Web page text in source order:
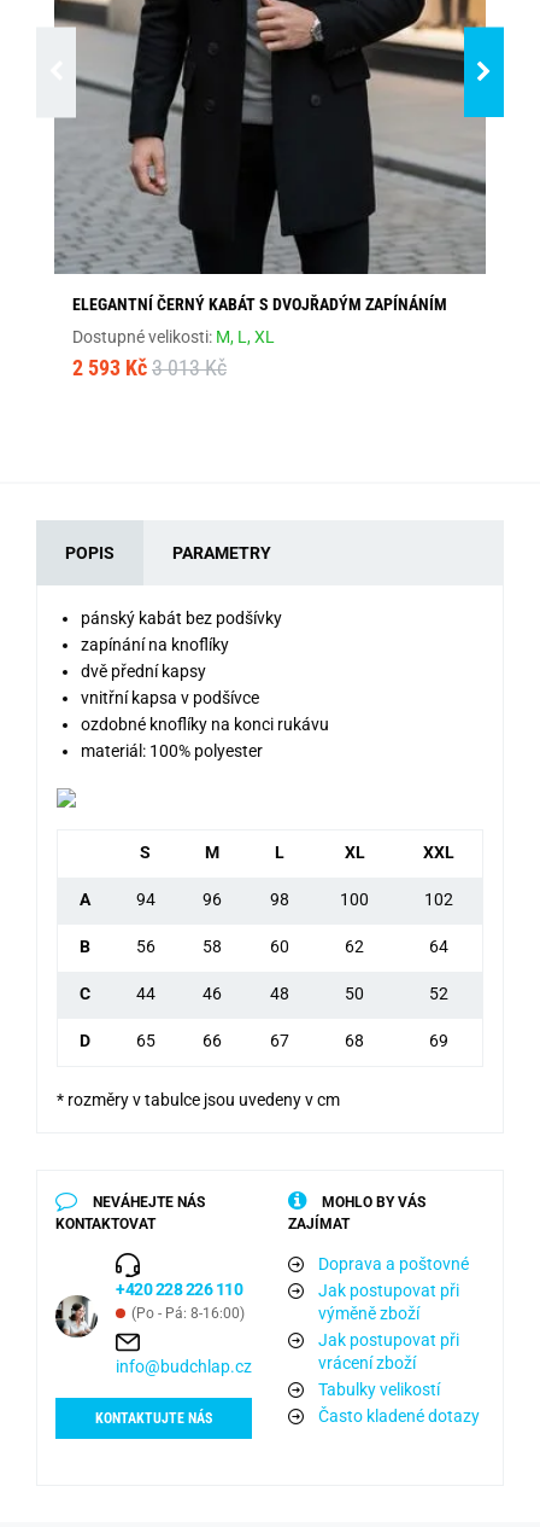
ELEGANTNÍ ČERNÝ KABÁT S DVOJŘADÝM ZAPÍNÁNÍM
Dostupné velikosti: M, L,XL
2 593 Kč 3 013 Kč
POPIS PARAMETRY
pánský kabát bez podšívky
zapínání na knoflíky
dvě přední kapsy
vnitřní kapsa v podšívce
ozdobné knoflíky na konci rukávu
materiál: 100% polyester
S M L XL XXL
A 94 96 98 100 102
B 56 58 60 62 64
C 44 46 48 50 52
D 65 66 67 68 69
* rozměry v tabulce jsou uvedeny v cm
NEVÁHEJTE NÁS
KONTAKTOVAT
+420 228 226 110
(Po - Pá: 8-16:00)
info@budchlap.cz
KONTAKTUJTE NÁS
MOHLO BY VÁS
ZAJÍMAT
Doprava a poštovné
Jak postupovat při
výměně zboží
Jak postupovat při
vrácení zboží
Tabulky velikostí
Často kladené dotazy